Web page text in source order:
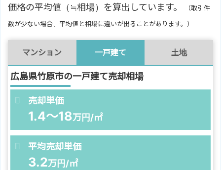
価格の平均値（≒相場）を算出しています。
（取引件
数が少ない場合、平均値と相場に違いが出ることがあります。）
マンション 一戸建て 土地
広島県竹原市の一戸建て売却相場
売却単価
1.4～18万円/㎡
平均売却単価
3.2万円/㎡